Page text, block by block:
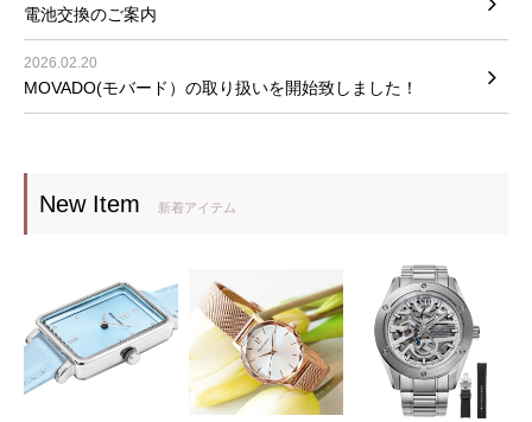
電池交換のご案内
2026.02.20
MOVADO(モバード）の取り扱いを開始致しました！
New Item 新着アイテム